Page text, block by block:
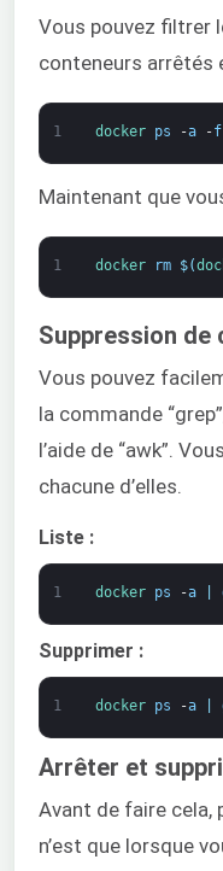
Vous pouvez filtrer
conteneurs arrêtés
1 docker ps -a -f
Maintenant que
1 docker rm $(
Suppression
Vous pouvez
la commande
l’aide de “awk”.
chacune d’elles.
Liste :
1 docker ps -a
Supprimer :
1 docker ps -a
Arrêter et
Avant de faire cela,
n’est que lorsque